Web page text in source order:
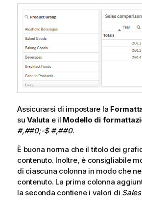
Assicurarsi di impostare la
suValutae il Modello di
#,##0;-$ #,##0.
È buona norma che il titolo dei
contenuto. Inoltre, è consigliabile
di ciascuna colonna in modo che
contenuto. La prima colonna
la seconda contiene i valori di